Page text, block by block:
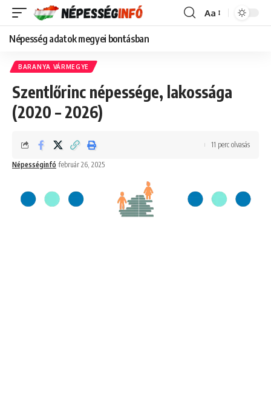
Font
Aa
Népesség adatok megyei bontásban
BARANYA VÁRMEGYE
Szentlőrinc népessége, lakossága
(2020 – 2026)
Népességinfó február 26, 2025
11 perc olvasás